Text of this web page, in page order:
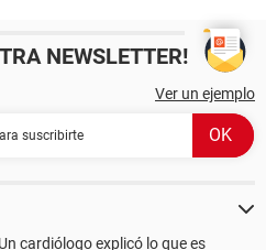
NEWSLETTER!
Ver un ejemplo
cardiólogo explicó lo que es